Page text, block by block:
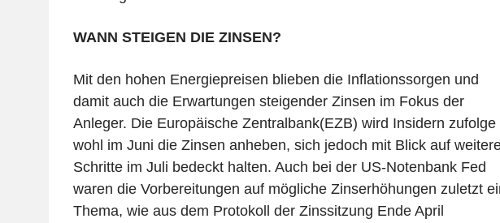
WANN STEIGEN DIE ZINSEN?
Mit den hohen Energiepreisen blieben die Inflationssorgen und
damit auch die Erwartungen steigender Zinsen im Fokus der
Anleger. Die Europäische Zentralbank(EZB) wird Insidern zufolge
wohl im Juni die Zinsen anheben, sich jedoch mit Blick auf
Schritte im Juli bedeckt halten. Auch bei der US-Notenbank Fed
waren die Vorbereitungen auf mögliche Zinserhöhungen zuletzt
Thema, wie aus dem Protokoll der Zinssitzung Ende April